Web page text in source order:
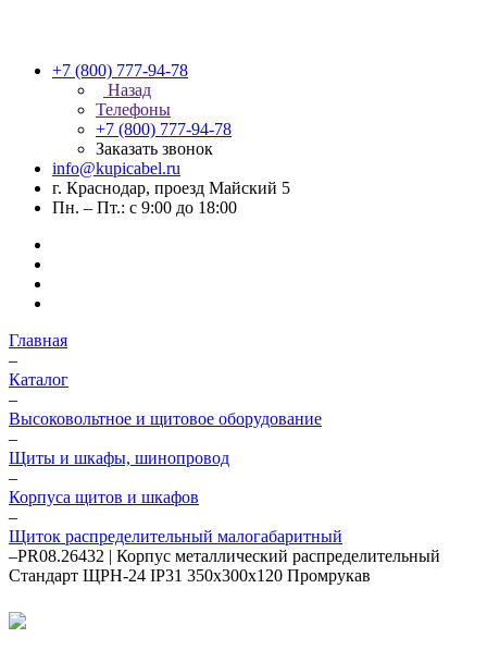
+7 (800) 777-94-78
Назад
Телефоны
+7 (800) 777-94-78
Заказать звонок
info@kupicabel.ru
г. Краснодар, проезд Майский 5
Пн. – Пт.: с 9:00 до 18:00
Главная
–
Каталог
–
Высоковольтное и щитовое оборудование
–
Щиты и шкафы, шинопровод
–
Корпуса щитов и шкафов
–
Щиток распределительный малогабаритный
–PR08.26432 | Корпус металлический распределительный
Стандарт ЩРН-24 IP31 350х300х120 Промрукав